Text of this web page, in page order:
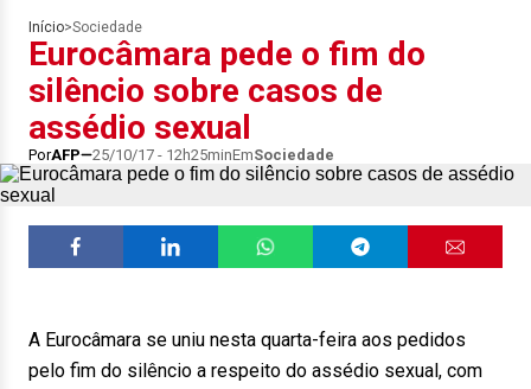
Início>Sociedade
Eurocâmara pede o fim do
silêncio sobre casos de
assédio sexual
PorAFP 25/10/17 - 12h25minEmSociedade
A Eurocâmara se uniu nesta quarta-feira aos pedidos
pelo fim do silêncio a respeito do assédio sexual, com